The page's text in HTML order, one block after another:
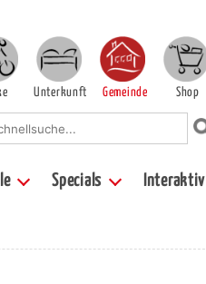
Unterkunft Gemeinde Shop
Specials Interaktiv